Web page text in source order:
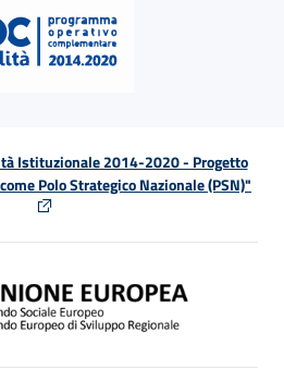
Istituzionale 2014-2020 - Progetto
Polo Strategico Nazionale (PSN)"